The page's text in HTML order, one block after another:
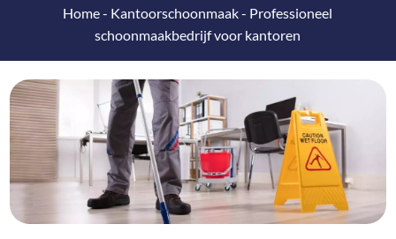
Home- Kantoorschoonmaak- Professioneel
schoonmaakbedrijf voor kantoren